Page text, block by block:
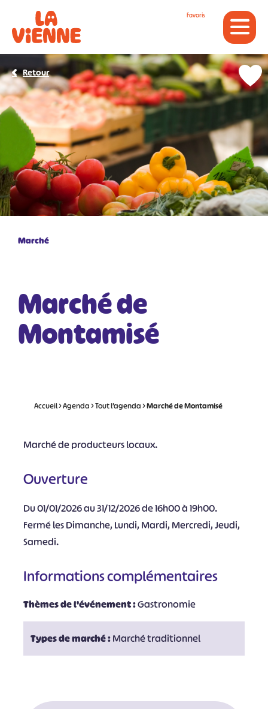
Favoris
Marché
Marché de
Montamisé
Retour
Accueil>Agenda>Tout l’agenda>Marché de Montamisé
Marché de producteurs locaux.
Ouverture
Du 01/01/2026 au 31/12/2026 de 16h00 à 19h00.
Fermé les Dimanche, Lundi, Mardi, Mercredi, Jeudi,
Samedi.
Informations complémentaires
Thèmes de l'événement :Gastronomie
Types de marché :Marché traditionnel